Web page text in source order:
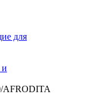
для
и
AFRODITA